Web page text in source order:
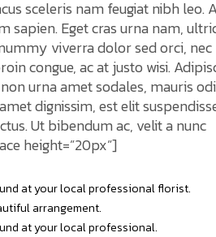
or
sceleris nam feugiat nibh leo.
sapien. Eget cras urna nam,
viverra dolor sed orci, nec
congue, ac at justo wisi.
urna amet sodales, mauris
dignissim, est elit
Ut bibendum ac, velit a nunc
height=”20px”]
at your local professional florist.
arrangement.
at your local professional.